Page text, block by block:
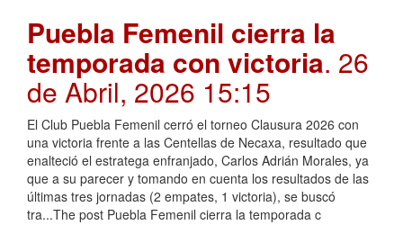
Puebla Femenil cierra la
temporada con victoria. 26
de Abril, 2026 15:15
El Club Puebla Femenil cerró el torneo Clausura 2026 con
una victoria frente a las Centellas de Necaxa, resultado que
enalteció el estratega enfranjado, Carlos Adrián Morales, ya
que a su parecer y tomando en cuenta los resultados de las
últimas tres jornadas (2 empates, 1 victoria), se buscó
tra...The post Puebla Femenil cierra la temporada c